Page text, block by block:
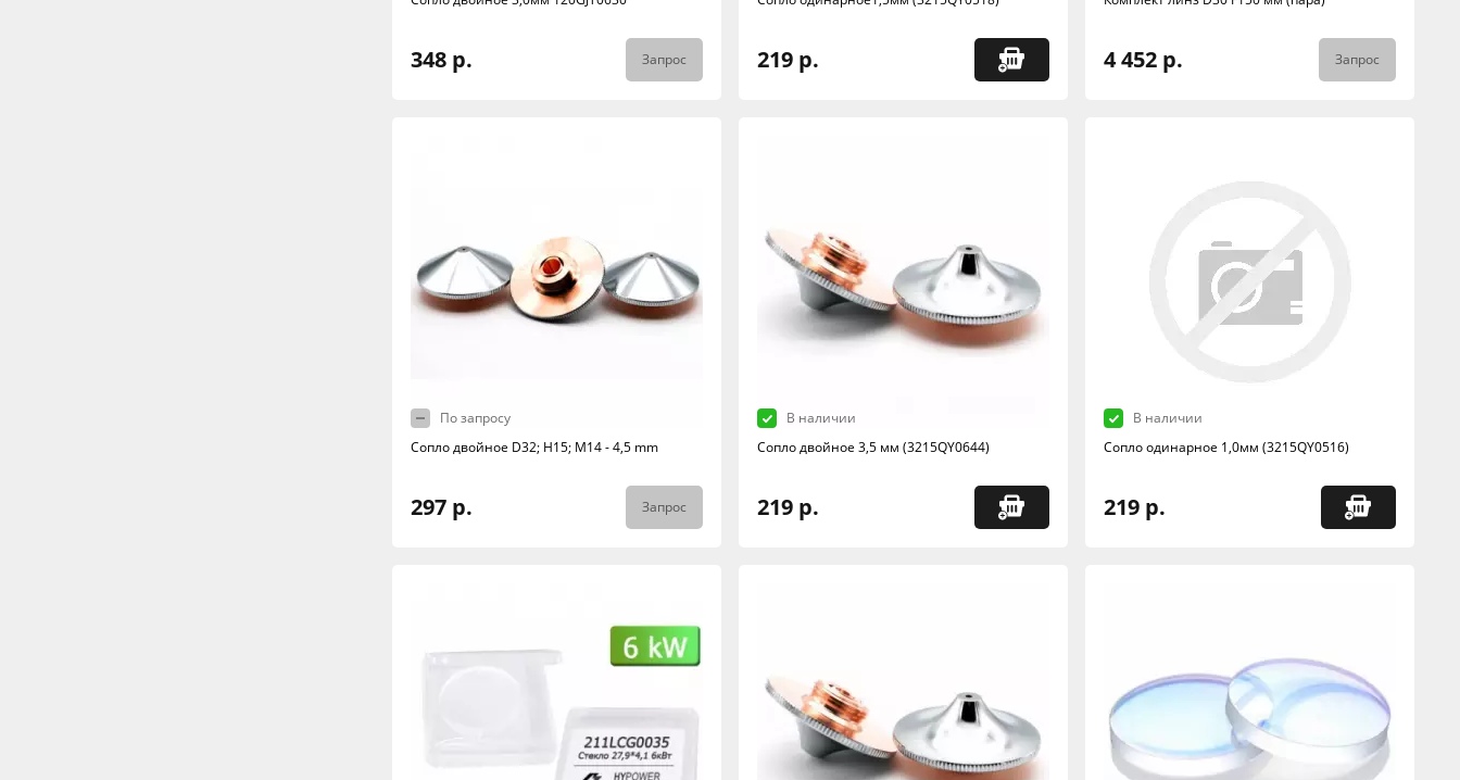
348 р. Запрос 219 р. 4 452 р. Запрос
По запросу
Сопло двойное D32; H15; M14 - 4,5 mm
297 р. Запрос
В наличии
Сопло двойное 3,5 мм (3215QY0644)
219 р.
В наличии
Сопло одинарное 1,0мм (3215QY0516)
219 р.